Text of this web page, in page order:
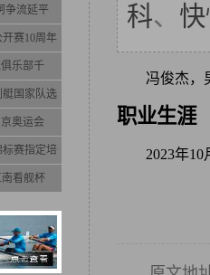
科、
冯俊杰，
职业生涯
2023年
争流延平
赛10周年
乐部千
艇国家队选
奥运会
标赛指定培
看舰杯